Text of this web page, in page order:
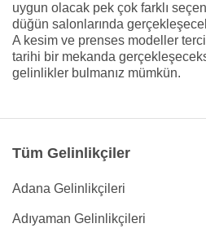
uygun olacak pek çok farklı
düğün salonlarında
A kesim ve prenses modeller
tarihi bir mekanda
gelinlikler bulmanız mümkün.
Tüm Gelinlikçiler
Adana Gelinlikçileri
Adıyaman Gelinlikçileri